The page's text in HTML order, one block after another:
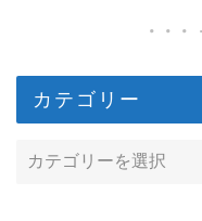
カテゴリー